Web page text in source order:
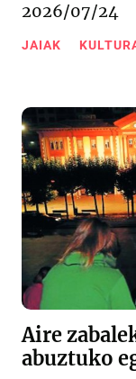
2026/07/24
JAIAK
Aire
abuztuko